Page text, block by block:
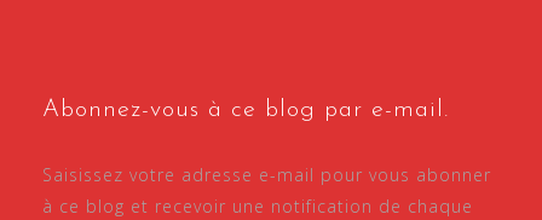
Abonnez-vous à ce blog par e-mail.
Saisissez votre adresse e-mail pour vous abonner
à ce blog et recevoir une notification de chaque